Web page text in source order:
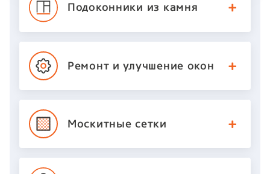
Подоконники из камня
Ремонт и улучшение окон
Москитныесетки